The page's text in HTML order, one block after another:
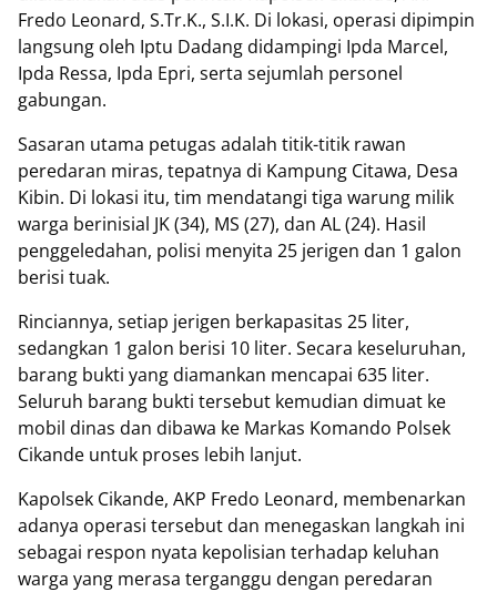
Fredo Leonard, S.Tr.K., S.I.K. Di lokasi, operasi dipimpin
langsung oleh Iptu Dadang didampingi Ipda Marcel,
Ipda Ressa, Ipda Epri, serta sejumlah personel
gabungan.
Sasaran utama petugas adalah titik-titik rawan
peredaran miras, tepatnya di Kampung Citawa, Desa
Kibin. Di lokasi itu, tim mendatangi tiga warung milik
warga berinisial JK (34), MS (27), dan AL (24). Hasil
penggeledahan, polisi menyita 25 jerigen dan 1 galon
berisi tuak.
Rinciannya, setiap jerigen berkapasitas 25 liter,
sedangkan 1 galon berisi 10 liter. Secara keseluruhan,
barang bukti yang diamankan mencapai 635 liter.
Seluruh barang bukti tersebut kemudian dimuat ke
mobil dinas dan dibawa ke Markas Komando Polsek
Cikande untuk proses lebih lanjut.
Kapolsek Cikande, AKP Fredo Leonard, membenarkan
adanya operasi tersebut dan menegaskan langkah ini
sebagai respon nyata kepolisian terhadap keluhan
warga yang merasa terganggu dengan peredaran